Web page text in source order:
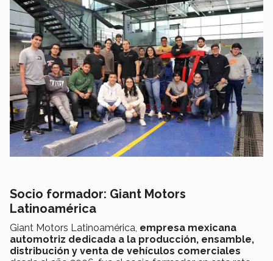
Socio formador: Giant Motors
Latinoamérica
Giant Motors Latinoamérica, empresa mexicana
automotriz dedicada a la producción, ensamble,
distribución y venta de vehículos comerciales